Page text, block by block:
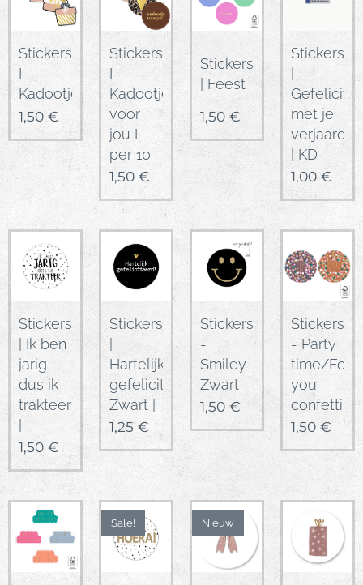
Stickers
I
Kadootjes
1,50€
Stickers
I
Kadootje
voor
jou I
per 10
1,50 €
Stickers
| Feest
1,50 €
Stickers
met je
verjaardag
| KD
1,00€
Stickers
| Ik ben
jarig
dus ik
trakteer
1,50€
Stickers
Hartelijk
gefeliciteerd!
Zwart |
1,25€
Stickers
-
Smiley
Zwart
1,50 €
Stickers
- Party
time/For
you
confetti
1,50 €
Sale! Nieuw